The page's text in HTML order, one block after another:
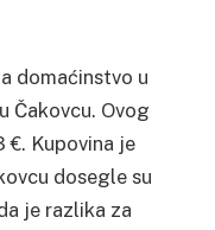
domaćinstvo u
Čakovcu. Ovog
€. Kupovina je
dosegle su
je razlika za